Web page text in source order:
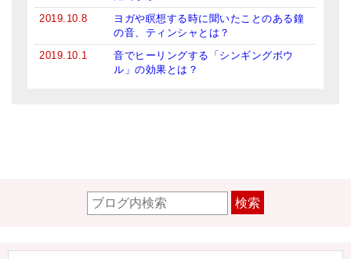
2019.10.8
ヨガや瞑想する時に聞いたことのある鐘
の音、ティンシャとは？
2019.10.1
音でヒーリングする「シンギングボウ
ル」の効果とは？
検索